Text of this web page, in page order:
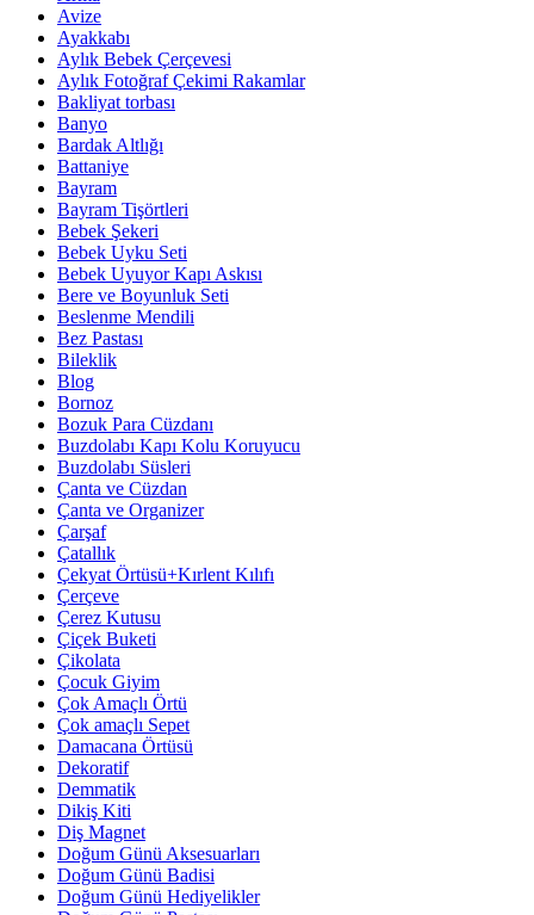
Avize
Ayakkabı
Aylık Bebek Çerçevesi
Aylık Fotoğraf Çekimi Rakamlar
Bakliyat torbası
Banyo
Bardak Altlığı
Battaniye
Bayram
Bayram Tişörtleri
Bebek Şekeri
Bebek Uyku Seti
Bebek Uyuyor Kapı Askısı
Bere ve Boyunluk Seti
Beslenme Mendili
Bez Pastası
Bileklik
Blog
Bornoz
Bozuk Para Cüzdanı
Buzdolabı Kapı Kolu Koruyucu
Buzdolabı Süsleri
Çanta ve Cüzdan
Çanta ve Organizer
Çarşaf
Çatallık
Çekyat Örtüsü+Kırlent Kılıfı
Çerçeve
Çerez Kutusu
Çiçek Buketi
Çikolata
Çocuk Giyim
Çok Amaçlı Örtü
Çok amaçlı Sepet
Damacana Örtüsü
Dekoratif
Demmatik
Dikiş Kiti
Diş Magnet
Doğum Günü Aksesuarları
Doğum Günü Badisi
Doğum Günü Hediyelikler